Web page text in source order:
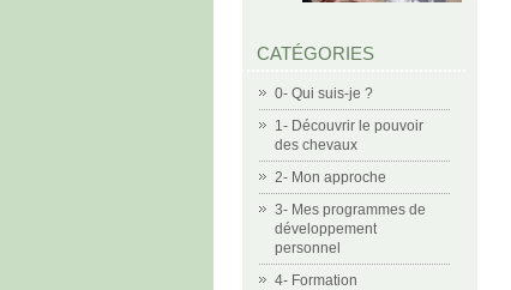
CATÉGORIES
0- Qui suis-je ?
1- Découvrir le pouvoir
des chevaux
2- Mon approche
3- Mes programmes de
développement
personnel
4- Formation